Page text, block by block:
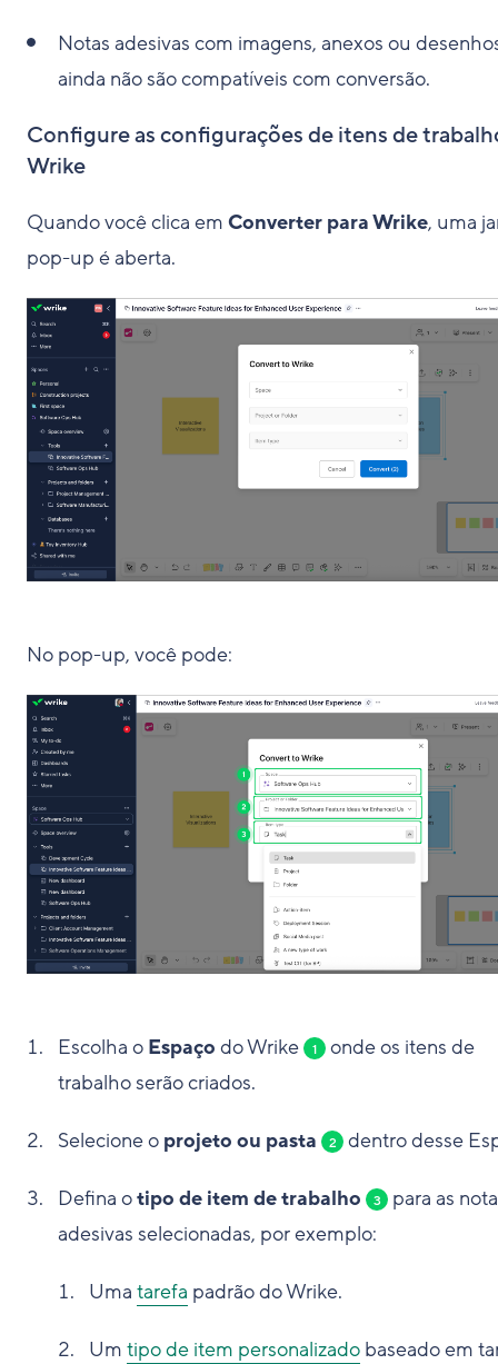
Notas adesivas com imagens, anexos ou
ainda não são compatíveis com conversão.
Configure as configurações de itens de
Wrike
Quando você clica em Converter para Wrike, uma
pop-up é aberta.
No pop-up, você pode:
Escolha o Espaço do Wrike 1
onde os itens de
trabalho serão criados.
Selecione o projeto ou pasta 2 dentro desse
Defina otipo de item de trabalho 3
para as
adesivas selecionadas, por exemplo:
Uma tarefa padrão do Wrike.
Um tipo de item personalizado baseado em